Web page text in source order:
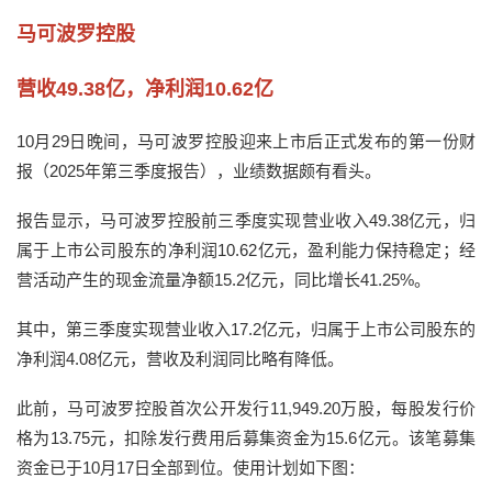
马可波罗控股
营收49.38亿，净利润10.62亿
10月29日晚间，马可波罗控股迎来上市后正式发布的第一份财
报（2025年第三季度报告），业绩数据颇有看头。
报告显示，马可波罗控股前三季度实现营业收入49.38亿元，归
属于上市公司股东的净利润10.62亿元，盈利能力保持稳定；经
营活动产生的现金流量净额15.2亿元，同比增长41.25%。
其中，第三季度实现营业收入17.2亿元，归属于上市公司股东的
净利润4.08亿元，营收及利润同比略有降低。
此前，马可波罗控股首次公开发行11,949.20万股，每股发行价
格为13.75元，扣除发行费用后募集资金为15.6亿元。该笔募集
资金已于10月17日全部到位。使用计划如下图：